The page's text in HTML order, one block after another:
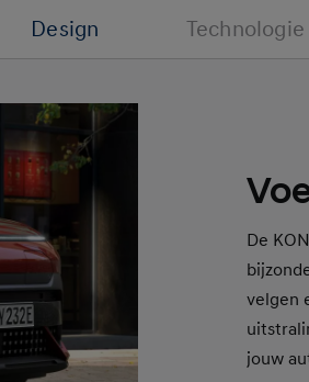
Design Technologie
De
velgen
jouw